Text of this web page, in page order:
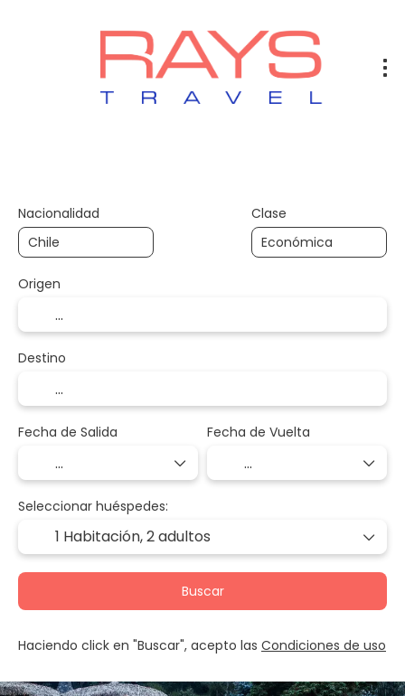
Nacionalidad Clase
Origen
Destino
Fecha de Salida Fecha de Vuelta
Seleccionar huéspedes:
1 Habitación,2 adultos
Buscar
Haciendo click en "Buscar", acepto las Condiciones de uso